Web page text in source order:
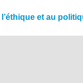
et au